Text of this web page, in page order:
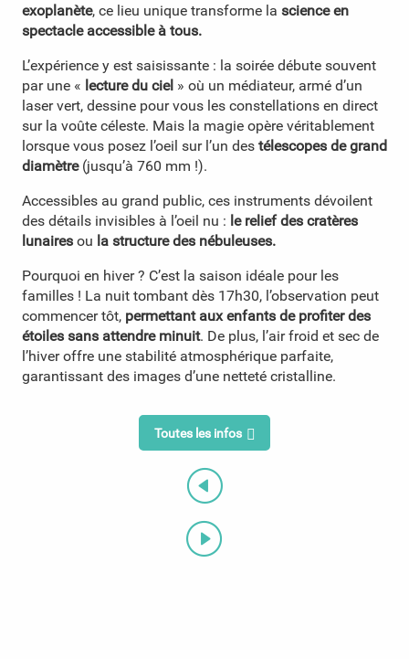
exoplanète, ce lieu unique transforme la science en
spectacle accessible à tous.
L’expérience y est saisissante : la soirée débute souvent
par une « lecture du ciel » où un médiateur, armé d’un
laser vert, dessine pour vous les constellations en direct
sur la voûte céleste. Mais la magie opère véritablement
lorsque vous posez l’oeil sur l’un des télescopes de grand
diamètre(jusqu’à 760 mm !).
Accessibles au grand public, ces instruments dévoilent
des détails invisibles à l’oeil nu : le relief des cratères
lunaires ou la structure des nébuleuses.
Pourquoi en hiver ? C’est la saison idéale pour les
familles ! La nuit tombant dès 17h30, l’observation peut
commencer tôt, permettant aux enfants de profiter des
étoiles sans attendre minuit. De plus, l’air froid et sec de
l’hiver offre une stabilité atmosphérique parfaite,
garantissant des images d’une netteté cristalline.
Toutes les infos